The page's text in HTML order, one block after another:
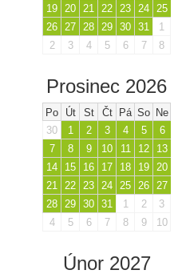
19
20 21 22 23 24
25
26
27 28 29 30 31
1
2
3 4 5 6 7 8
Prosinec 2026
Po Út St Čt Pá So Ne
30
1 2 3 4 5
6
7
8 9 10 11 12
13
14
15 16 17 18 19
20
21
22 23 24 25 26
27
28
29 30 31 1 2
3
4
5 6 7 8 9 10
Únor 2027